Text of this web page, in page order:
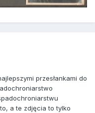
przesłankami do
a te zdjęcia to tylko